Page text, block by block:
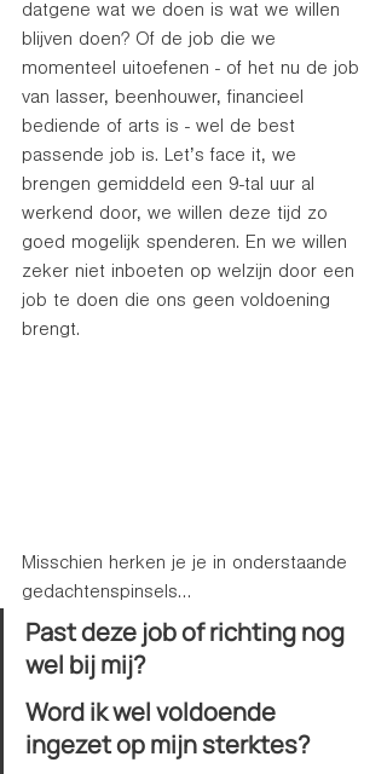
datgene wat we doen is wat we willen
blijven doen? Of de job die we
momenteel uitoefenen - of het nu de job
van lasser, beenhouwer, financieel
bediende of arts is - wel de best
passende job is. Let’s face it, we
brengen gemiddeld een 9-tal uur al
werkend door, we willen deze tijd zo
goed mogelijk spenderen. En we willen
zeker niet inboeten op welzijn door een
job te doen die ons geen voldoening
brengt.
Misschien herken je je in onderstaande
gedachtenspinsels…
Past deze job of richting nog
wel bij mij?
Word ik wel voldoende
ingezet op mijn sterktes?